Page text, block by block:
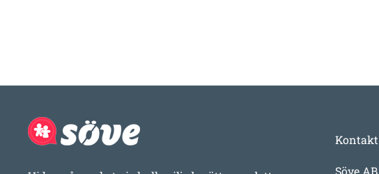
Kontakt
Söve AB